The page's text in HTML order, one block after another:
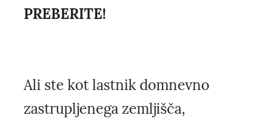
PREBERITE!
Ali ste kot lastnik domnevno
zastrupljenega zemljišča,